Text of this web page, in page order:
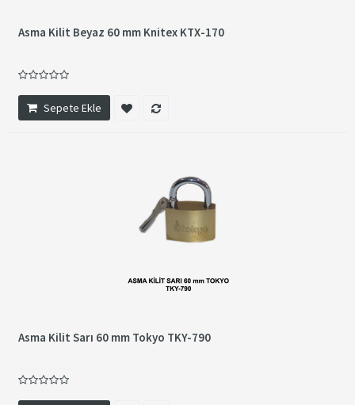
Asma Kilit Beyaz 60 mm Knitex KTX-170
Sepete Ekle
Asma Kilit Sarı 60 mm Tokyo TKY-790